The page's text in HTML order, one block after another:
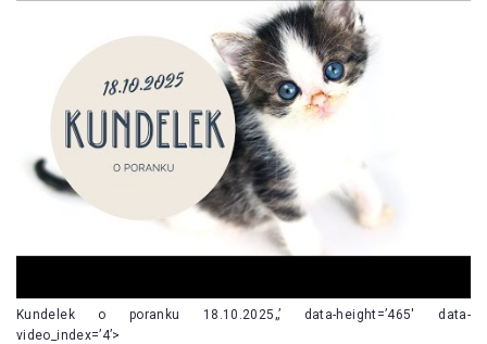
Kundelek o poranku 18.10.2025„’ data-height=’465′ data-
video_index=’4’>